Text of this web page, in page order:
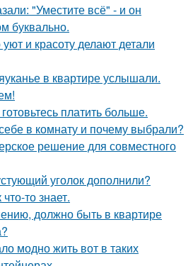
"Уместите всё" - и он
буквально.
уют и красоту делают детали
в квартире услышали.
платить больше.
в комнату и почему выбрали?
решение для совместного
уголок дополнили?
то знает.
должно быть в квартире
модно жить вот в таких